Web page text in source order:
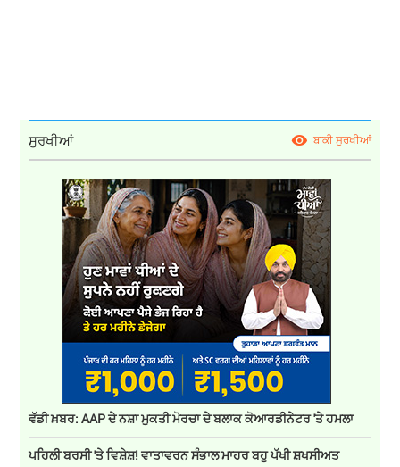
ਸੁਰਖੀਆਂ ਬਾਕੀ ਸੁਰਖੀਆਂ
ਵੱਡੀ ਖ਼ਬਰ: AAP ਦੇ ਨਸ਼ਾ ਮੁਕਤੀ ਮੋਰਚਾ ਦੇ ਬਲਾਕ ਕੋਆਰਡੀਨੇਟਰ 'ਤੇ ਹਮਲਾ
ਪਹਿਲੀ ਬਰਸੀ 'ਤੇ ਵਿਸ਼ੇਸ਼! ਵਾਤਾਵਰਨ ਸੰਭਾਲ ਮਾਹਰ ਬਹੁ ਪੱਖੀ ਸ਼ਖਸੀਅਤ